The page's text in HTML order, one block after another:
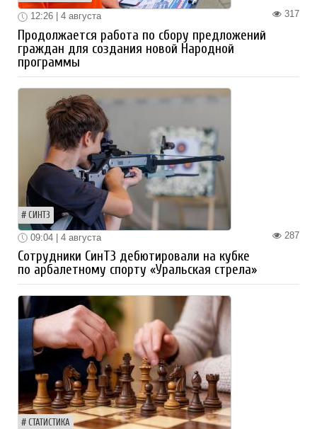
317
12:26 | 4 августа
Продолжается работа по сбору предложений
граждан для создания новой Народной
программы
СИНТЗ
287
09:04 | 4 августа
Сотрудники СинТЗ дебютировали на кубке
по арбалетному спорту «Уральская стрела»
СТАТИСТИКА